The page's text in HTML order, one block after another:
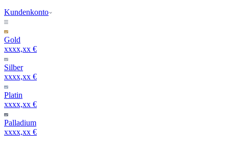
Kundenkonto
Gold
xxxx,xx €
Silber
xxxx,xx €
Platin
xxxx,xx €
Palladium
xxxx,xx €